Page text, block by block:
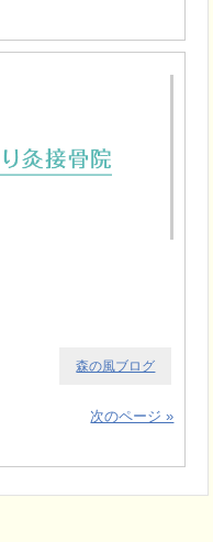
森の風ブログ
次のページ »